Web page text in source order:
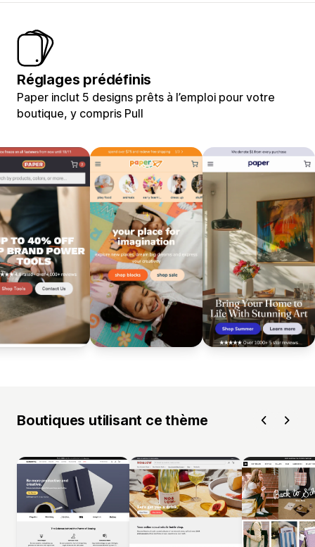
Réglages prédéfinis
Paper inclut 5 designs prêts à l’emploi pour votre
boutique, y compris Pull
Boutiques utilisant ce thème